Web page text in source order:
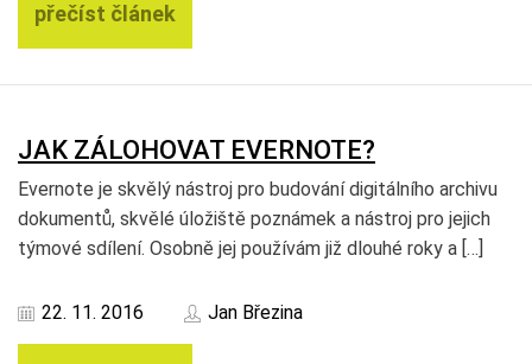
přečíst článek
JAK ZÁLOHOVAT EVERNOTE?
Evernote je skvělý nástroj pro budování digitálního archivu
dokumentů, skvělé úložiště poznámek a nástroj pro jejich
týmové sdílení. Osobně jej používám již dlouhé roky a […]
22. 11. 2016 Jan Březina